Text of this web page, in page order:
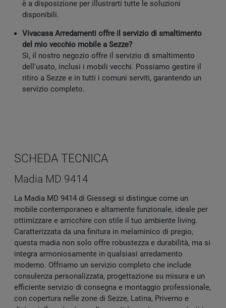
è a disposizione per illustrarti tutte le soluzioni
disponibili.
Vivacasa Arredamenti offre il servizio di smaltimento
del mio vecchio mobile a Sezze?
Sì, il nostro negozio offre il servizio di smaltimento
dell'usato, inclusi i mobili vecchi. Possiamo gestire il
ritiro a Sezze e in tutti i comuni serviti, garantendo un
servizio completo.
SCHEDA TECNICA
Madia MD 9414
La Madia MD 9414 di Giessegi si distingue come un
mobile contemporaneo e altamente funzionale, ideale per
ottimizzare e arricchire con stile il tuo ambiente living.
Caratterizzata da una finitura in melaminico di pregio,
questa madia non solo offre robustezza e durabilità, ma si
integra armoniosamente in qualsiasi arredamento
moderno. Offriamo un servizio completo che include
consulenza personalizzata, progettazione su misura e un
efficiente servizio di consegna e montaggio professionale,
con copertura nelle zone di Sezze, Latina, Priverno e